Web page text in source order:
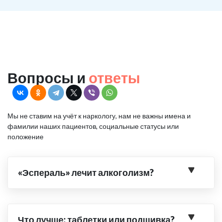
Вопросы и ответы
Мы не ставим на учёт к наркологу, нам не важны имена и
фамилии наших пациентов, социальные статусы или
положение
«Эспераль» лечит алкоголизм?
Что лучше: таблетки или подшивка?